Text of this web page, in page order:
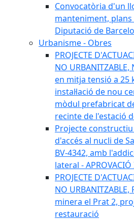
Convocatòria d'un
manteniment,
Diputació de
Urbanisme - Obres
PROJECTE
NO
en mitja tensió a 25
instal·lació de nou
mòdul prefabricat
recinte de l'estació
Projecte
d'accés al nucli de
BV-4342, amb
lateral - APROVACIÓ
PROJECTE
NO
minera el Prat 2,
restauració